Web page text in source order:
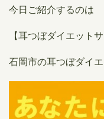
今日ご紹介するのは
【耳つぼダイエット
石岡市の耳つぼダイ